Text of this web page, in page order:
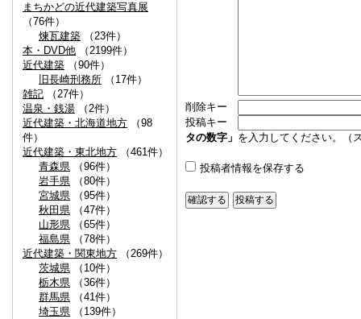
まちかどの近代建築写真展
（76件）
煉瓦建築 （23件）
本・DVD他 （2199件）
近代建築 （90件）
旧長崎刑務所 （17件）
雑記 （27件）
温泉・銭湯 （2件）
近代建築・北海道地方 （98
件）
近代建築・東北地方 （461件）
青森県 （96件）
岩手県 （80件）
宮城県 （95件）
秋田県 （47件）
山形県 （65件）
福島県 （78件）
近代建築・関東地方 （269件）
茨城県 （10件）
栃木県 （36件）
群馬県 （41件）
埼玉県 （139件）
削除キー
投稿キー
タの数字」 を入力してください。（
投稿者情報を保存する